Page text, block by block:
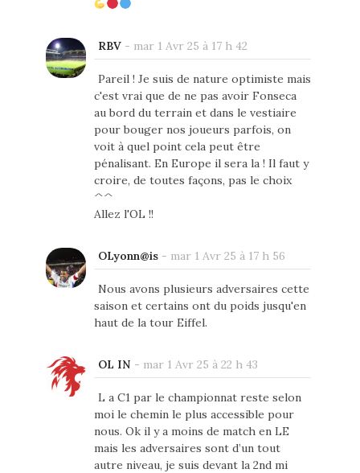
RBV- mar 1 Avr 25 à 17 h 42
Pareil ! Je suis de nature optimiste mais
c'est vrai que de ne pas avoir Fonseca
au bord du terrain et dans le vestiaire
pour bouger nos joueurs parfois, on
voit à quel point cela peut être
pénalisant. En Europe il sera la ! Il faut y
croire, de toutes façons, pas le choix
^^
Allez l'OL !!
OLyonn@is- mar 1 Avr 25 à 17 h 56
Nous avons plusieurs adversaires cette
saison et certains ont du poids jusqu'en
haut de la tour Eiffel.
OL IN - mar 1 Avr 25 à 22 h 43
L a C1 par le championnat reste selon
moi le chemin le plus accessible pour
nous. Ok il y a moins de match en LE
mais les adversaires sont d’un tout
autre niveau, je suis devant la 2nd mi